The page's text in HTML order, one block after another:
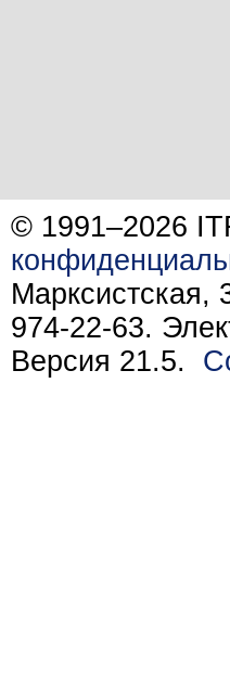
© 1991–2026
Марксистская,
974-22-63.
Версия 21.5.